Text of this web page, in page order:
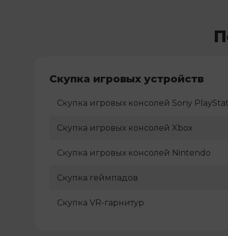
Скупка игровых устройств
Скупка игровых консолей Sony
Скупка игровых консолей Xbox
Скупка игровых консолей Nintendo
Скупка геймпадов
Скупка VR-гарнитур